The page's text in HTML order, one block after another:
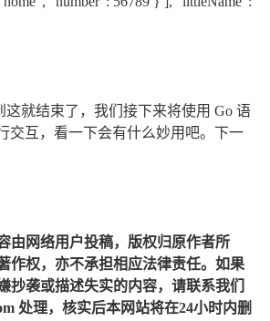
这就结束了，我们接下来将使用 Go 语
交互，看一下会有什么妙用吧。下一
由网络用户投稿，版权归原作者所
作权，亦不承担相应法律责任。如果
抄袭或描述失实的内容，请联系我们
处理，核实后本网站将在24小时内删